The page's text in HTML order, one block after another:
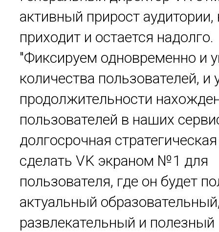
активный прирост аудитории,
приходит и остается надолго.
"Фиксируем одновременно и
количества пользователей, и
продолжительности
пользователей в наших
долгосрочная
сделать VK экраном №1 для
пользователя, где он будет
актуальный
развлекательный и полезный